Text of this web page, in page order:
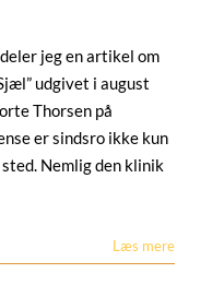
jeg en artikel om
udgivet i august
Thorsen på
er sindsro ikke kun
Nemlig den klinik
Læs mere